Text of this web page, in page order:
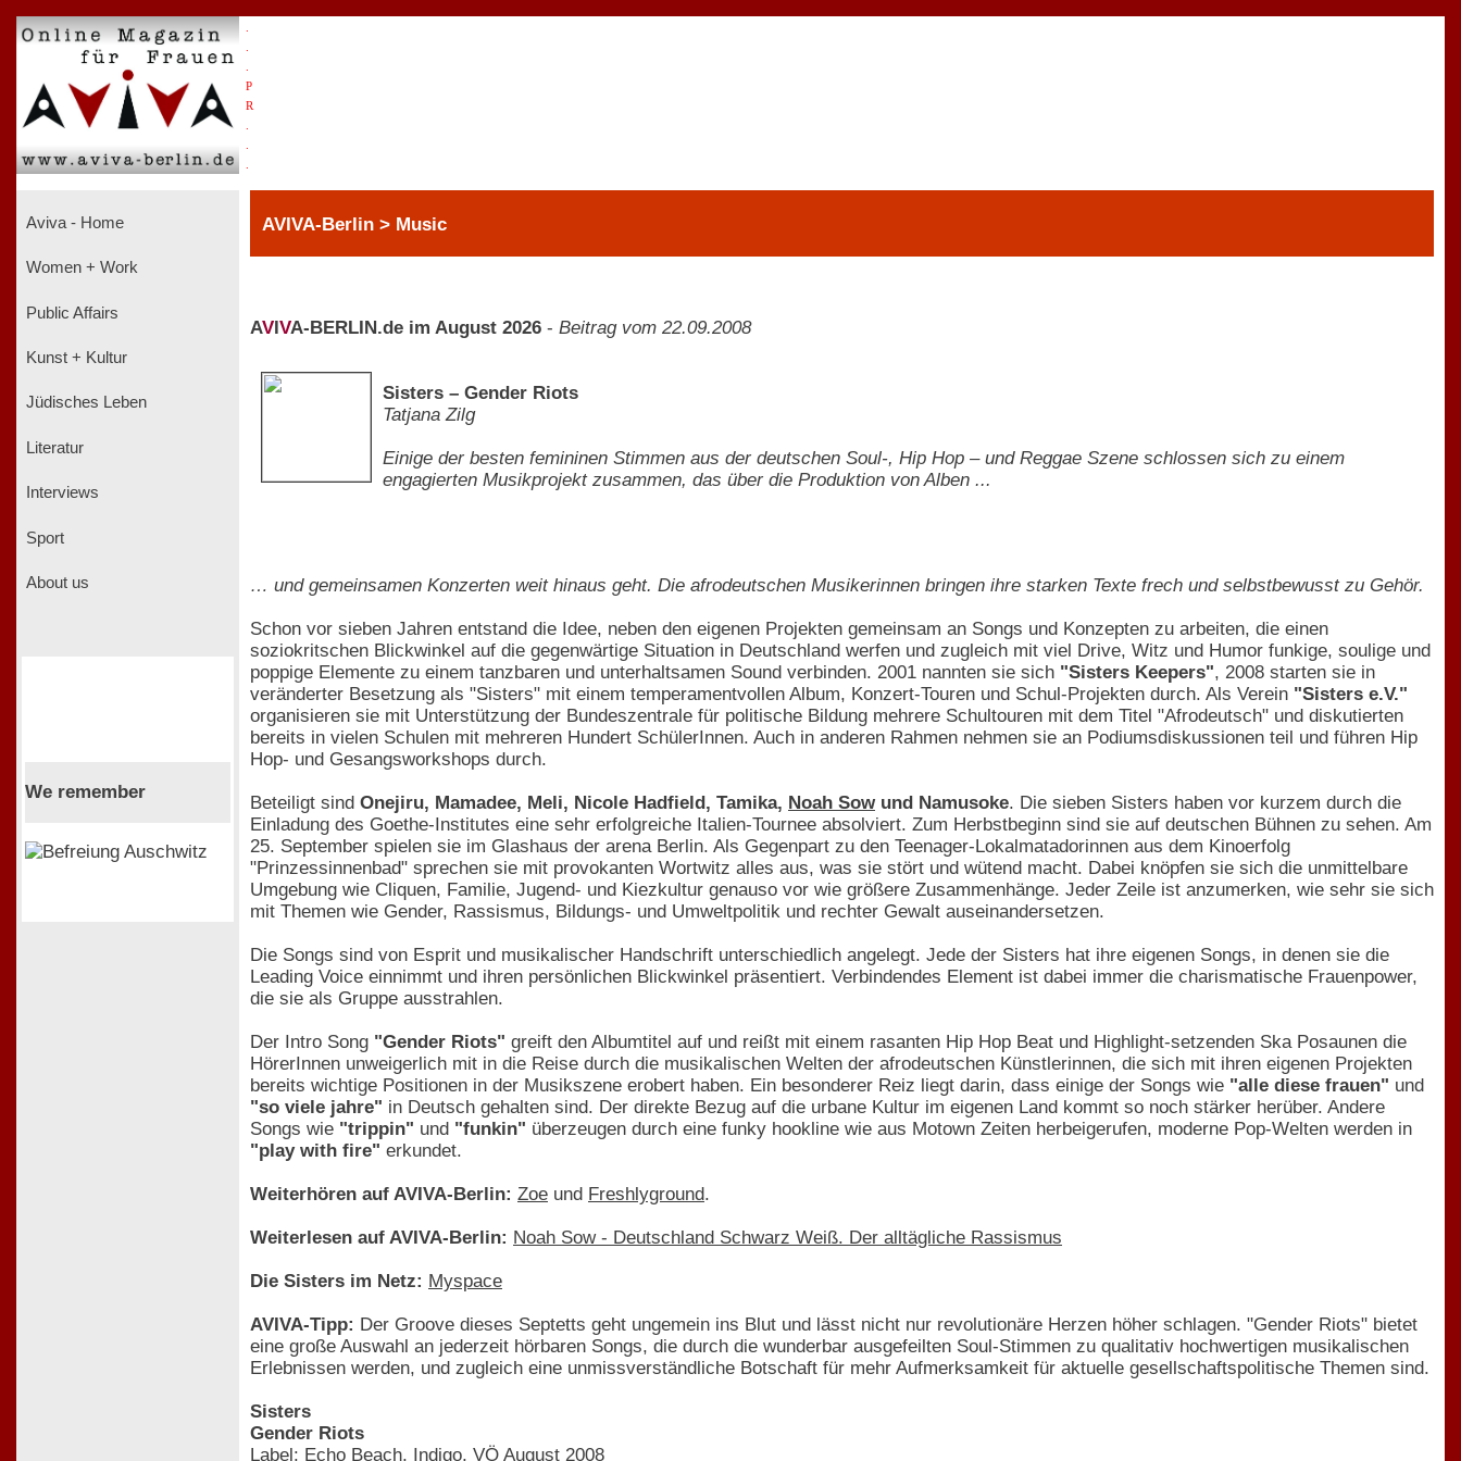
P
R
Aviva - Home
Women + Work
Public Affairs
Kunst + Kultur
Jüdisches Leben
Literatur
Interviews
Sport
About us
We remember
AVIVA-Berlin > Music
AV VA-BERLIN.de im August 2026 - Beitrag vom 22.09.2008
Sisters – Gender Riots
Tatjana Zilg
Einige der besten femininen Stimmen aus der deutschen Soul-, Hip Hop – und Reggae Szene schlossen sich zu einem
engagierten Musikprojekt zusammen, das über die Produktion von Alben ...
… und gemeinsamen Konzerten weit hinaus geht. Die afrodeutschen Musikerinnen bringen ihre starken Texte frech und selbstbewusst zu Gehör.
Schon vor sieben Jahren entstand die Idee, neben den eigenen Projekten gemeinsam an Songs und Konzepten zu arbeiten, die einen
soziokritschen Blickwinkel auf die gegenwärtige Situation in Deutschland werfen und zugleich mit viel Drive, Witz und Humor funkige, soulige und
poppige Elemente zu einem tanzbaren und unterhaltsamen Sound verbinden. 2001 nannten sie sich "Sisters Keepers", 2008 starten sie in
veränderter Besetzung als "Sisters" mit einem temperamentvollen Album, Konzert-Touren und Schul-Projekten durch. Als Verein "Sisters e.V."
organisieren sie mit Unterstützung der Bundeszentrale für politische Bildung mehrere Schultouren mit dem Titel "Afrodeutsch" und diskutierten
bereits in vielen Schulen mit mehreren Hundert SchülerInnen. Auch in anderen Rahmen nehmen sie an Podiumsdiskussionen teil und führen Hip
Hop- und Gesangsworkshops durch.
Beteiligt sind Onejiru, Mamadee, Meli, Nicole Hadfield, Tamika, Noah Sow und Namusoke. Die sieben Sisters haben vor kurzem durch die
Einladung des Goethe-Institutes eine sehr erfolgreiche Italien-Tournee absolviert. Zum Herbstbeginn sind sie auf deutschen Bühnen zu sehen. Am
25. September spielen sie im Glashaus der arena Berlin. Als Gegenpart zu den Teenager-Lokalmatadorinnen aus dem Kinoerfolg
"Prinzessinnenbad" sprechen sie mit provokanten Wortwitz alles aus, was sie stört und wütend macht. Dabei knöpfen sie sich die unmittelbare
Umgebung wie Cliquen, Familie, Jugend- und Kiezkultur genauso vor wie größere Zusammenhänge. Jeder Zeile ist anzumerken, wie sehr sie sich
mit Themen wie Gender, Rassismus, Bildungs- und Umweltpolitik und rechter Gewalt auseinandersetzen.
Die Songs sind von Esprit und musikalischer Handschrift unterschiedlich angelegt. Jede der Sisters hat ihre eigenen Songs, in denen sie die
Leading Voice einnimmt und ihren persönlichen Blickwinkel präsentiert. Verbindendes Element ist dabei immer die charismatische Frauenpower,
die sie als Gruppe ausstrahlen.
Der Intro Song "Gender Riots" greift den Albumtitel auf und reißt mit einem rasanten Hip Hop Beat und Highlight-setzenden Ska Posaunen die
HörerInnen unweigerlich mit in die Reise durch die musikalischen Welten der afrodeutschen Künstlerinnen, die sich mit ihren eigenen Projekten
bereits wichtige Positionen in der Musikszene erobert haben. Ein besonderer Reiz liegt darin, dass einige der Songs wie "alle diese frauen" und
"so viele jahre" in Deutsch gehalten sind. Der direkte Bezug auf die urbane Kultur im eigenen Land kommt so noch stärker herüber. Andere
Songs wie "trippin" und "funkin" überzeugen durch eine funky hookline wie aus Motown Zeiten herbeigerufen, moderne Pop-Welten werden in
"play with fire" erkundet.
Weiterhören auf AVIVA-Berlin: Zoe und Freshlyground.
Weiterlesen auf AVIVA-Berlin: Noah Sow - Deutschland Schwarz Weiß. Der alltägliche Rassismus
Die Sisters im Netz: Myspace
AVIVA-Tipp: Der Groove dieses Septetts geht ungemein ins Blut und lässt nicht nur revolutionäre Herzen höher schlagen. "Gender Riots" bietet
eine große Auswahl an jederzeit hörbaren Songs, die durch die wunderbar ausgefeilten Soul-Stimmen zu qualitativ hochwertigen musikalischen
Erlebnissen werden, und zugleich eine unmissverständliche Botschaft für mehr Aufmerksamkeit für aktuelle gesellschaftspolitische Themen sind.
Sisters
Gender Riots
Label: Echo Beach, Indigo, VÖ August 2008